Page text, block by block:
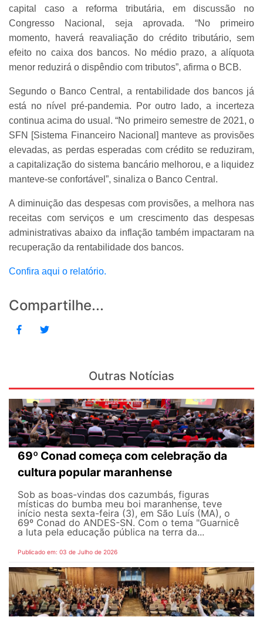
capital caso a reforma tributária, em discussão no
Congresso Nacional, seja aprovada. “No primeiro
momento, haverá reavaliação do crédito tributário, sem
efeito no caixa dos bancos. No médio prazo, a alíquota
menor reduzirá o dispêndio com tributos”, afirma o BCB.
Segundo o Banco Central, a rentabilidade dos bancos já
está no nível pré-pandemia. Por outro lado, a incerteza
continua acima do usual. “No primeiro semestre de 2021, o
SFN [Sistema Financeiro Nacional] manteve as provisões
elevadas, as perdas esperadas com crédito se reduziram,
a capitalização do sistema bancário melhorou, e a liquidez
manteve-se confortável”, sinaliza o Banco Central.
A diminuição das despesas com provisões, a melhora nas
receitas com serviços e um crescimento das despesas
administrativas abaixo da inflação também impactaram na
recuperação da rentabilidade dos bancos.
Confira aqui o relatório.
Compartilhe...
Outras Notícias
69º Conad começa com celebração da
cultura popular maranhense
Sob as boas-vindas dos cazumbás, figuras
místicas do bumba meu boi maranhense, teve
início nesta sexta-feira (3), em São Luís (MA), o
69º Conad do ANDES-SN. Com o tema "Guarnicê
a luta pela educação pública na terra da...
Publicado em: 03 de Julho de 2026